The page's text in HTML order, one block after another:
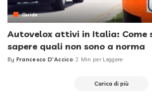
Guide
Autovelox attivi in Italia: Come
sapere quali non sono a norma
Posted
By Francesco D'Accico 2 Min per Leggere
Carica di più